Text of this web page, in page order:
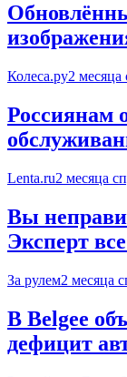
Колеса.ру2 месяца
Россиянам
Lenta.ru2 месяца
Вы
Эксперт
За рулем2 месяца
В Belgee
дефицит